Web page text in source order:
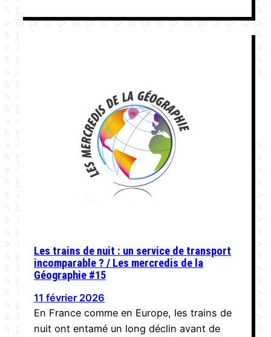
Les trains de nuit : un service de transport
incomparable ? / Les mercredis de la
Géographie #15
11 février 2026
En France comme en Europe, les trains de
nuit ont entamé un long déclin avant de